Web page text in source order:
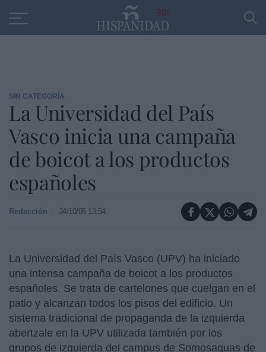
30
SIN CATEGORÍA
La Universidad del País
Vasco inicia una campaña
de boicot a los productos
españoles
Redacción 24/10/05 13:54
La Universidad del País Vasco (UPV) ha iniciado
una intensa campaña de boicot a los productos
españoles. Se trata de cartelones que cuelgan en el
patio y alcanzan todos los pisos del edificio. Un
sistema tradicional de propaganda de la izquierda
abertzale en la UPV utilizada también por los
grupos de izquierda del campus de Somosaguas de